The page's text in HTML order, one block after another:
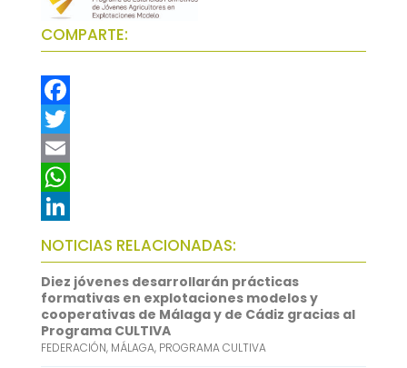
COMPARTE:
F
a
c
e
b
o
o
k
T
w
t
t
e
r
E
m
a
i
l
W
h
a
t
s
A
L
i
n
k
e
NOTICIAS RELACIONADAS:
Diez jóvenes desarrollarán prácticas
formativas en explotaciones modelos y
cooperativas de Málaga y de Cádiz gracias al
Programa CULTIVA
FEDERACIÓN, MÁLAGA, PROGRAMA CULTIVA